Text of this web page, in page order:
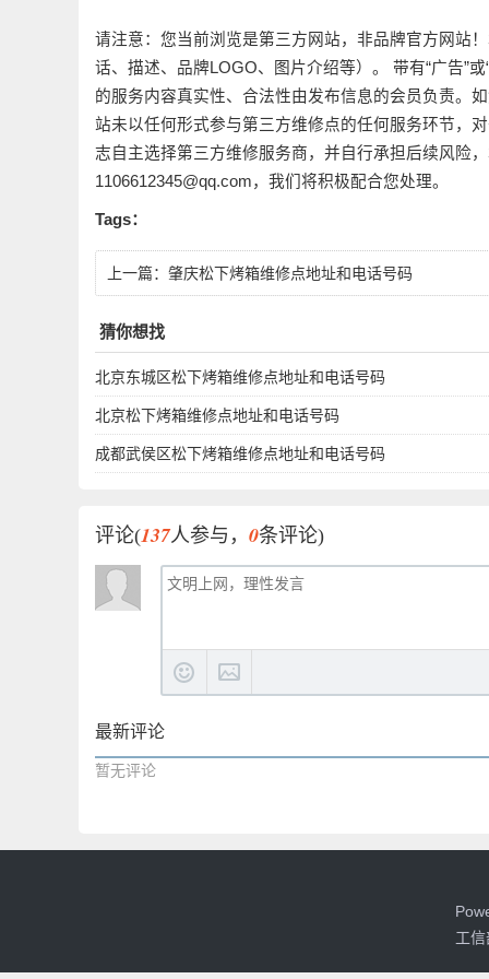
请注意：您当前浏览是第三方网站，非品牌官方网站
话、描述、品牌LOGO、图片介绍等）。 带有“广告”
的服务内容真实性、合法性由发布信息的会员负责。
站未以任何形式参与第三方维修点的任何服务环节，
志自主选择第三方维修服务商，并自行承担后续风险
1106612345@qq.com，我们将积极配合您处理。
Tags：
上一篇： 肇庆松下烤箱维修点地址和电话号码
猜你想找
北京东城区松下烤箱维修点地址和电话号码
北京松下烤箱维修点地址和电话号码
成都武侯区松下烤箱维修点地址和电话号码
评论(137人参与， 0条评论)
最新评论
暂无评论
工